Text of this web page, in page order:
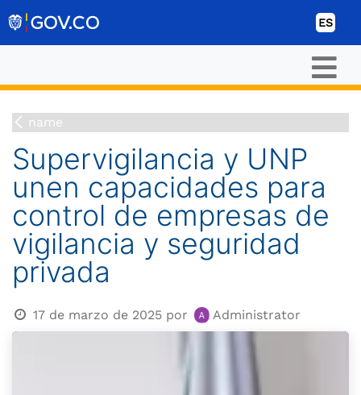
ES
name
Supervigilancia y UNP
unen capacidades para
control de empresas de
vigilancia y seguridad
privada
17 de marzo de 2025 por Administrator